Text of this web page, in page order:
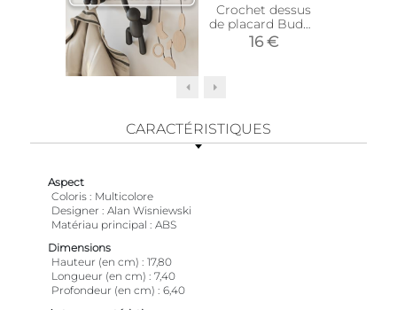
Crochet dessus
de placard Buddy
(Lot de 2) (Blanc)
16 €
CARACTÉRISTIQUES
Aspect
Coloris
Multicolore
Designer
Alan Wisniewski
Matériau principal
ABS
Dimensions
Hauteur (en cm)
17,80
Longueur (en cm)
7,40
Profondeur (en cm)
6,40